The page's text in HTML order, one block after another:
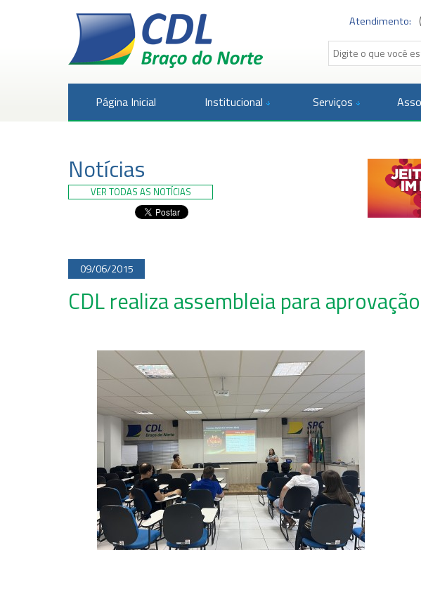
Atendimento:
Página Inicial Institucional Serviços
Notícias
VER TODAS AS NOTÍCIAS
09/06/2015
CDL realiza assembleia para